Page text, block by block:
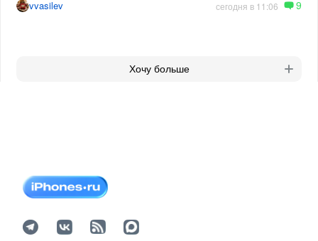
vvasilev сегодня в 11:06 9
Хочу больше